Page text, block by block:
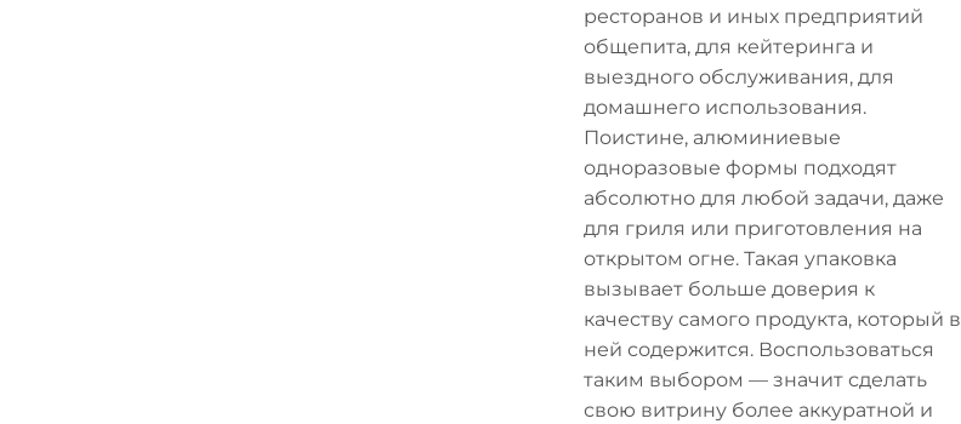
ресторанов и иных предприятий
общепита, для кейтеринга и
выездного обслуживания, для
домашнего использования.
Поистине, алюминиевые
одноразовые формы подходят
абсолютно для любой задачи, даже
для гриля или приготовления на
открытом огне. Такая упаковка
вызывает больше доверия к
качеству самого продукта, который в
ней содержится. Воспользоваться
таким выбором — значит сделать
свою витрину более аккуратной и